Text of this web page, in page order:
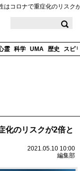
はコロナで重症化のリスク
霊 科学 UMA 歴史 スピ
化のリスクが2倍と
2021.05.10 10:00
編集部